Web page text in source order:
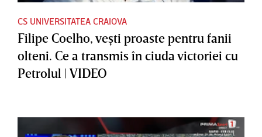
CS UNIVERSITATEA CRAIOVA
Filipe Coelho, veşti proaste pentru fanii
olteni. Ce a transmis în ciuda victoriei cu
Petrolul | VIDEO